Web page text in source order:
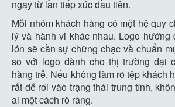
ngay từ lần tiếp xúc đầu tiên.
Mỗi nhóm khách hàng có một hệ quy
lý và hành vi khác nhau. Logo hướng
lớn sẽ cần sự chững chạc và chuẩn
so với logo dành cho thị trường đại
hàng trẻ. Nếu không làm rõ tệp khách
rất dễ rơi vào trạng thái trung tính,
ai một cách rõ ràng.